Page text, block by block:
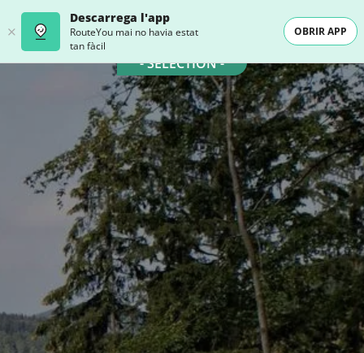
Descarrega l'app
RouteYou mai no havia estat
tan fàcil
OBRIR APP
- SELECTION -